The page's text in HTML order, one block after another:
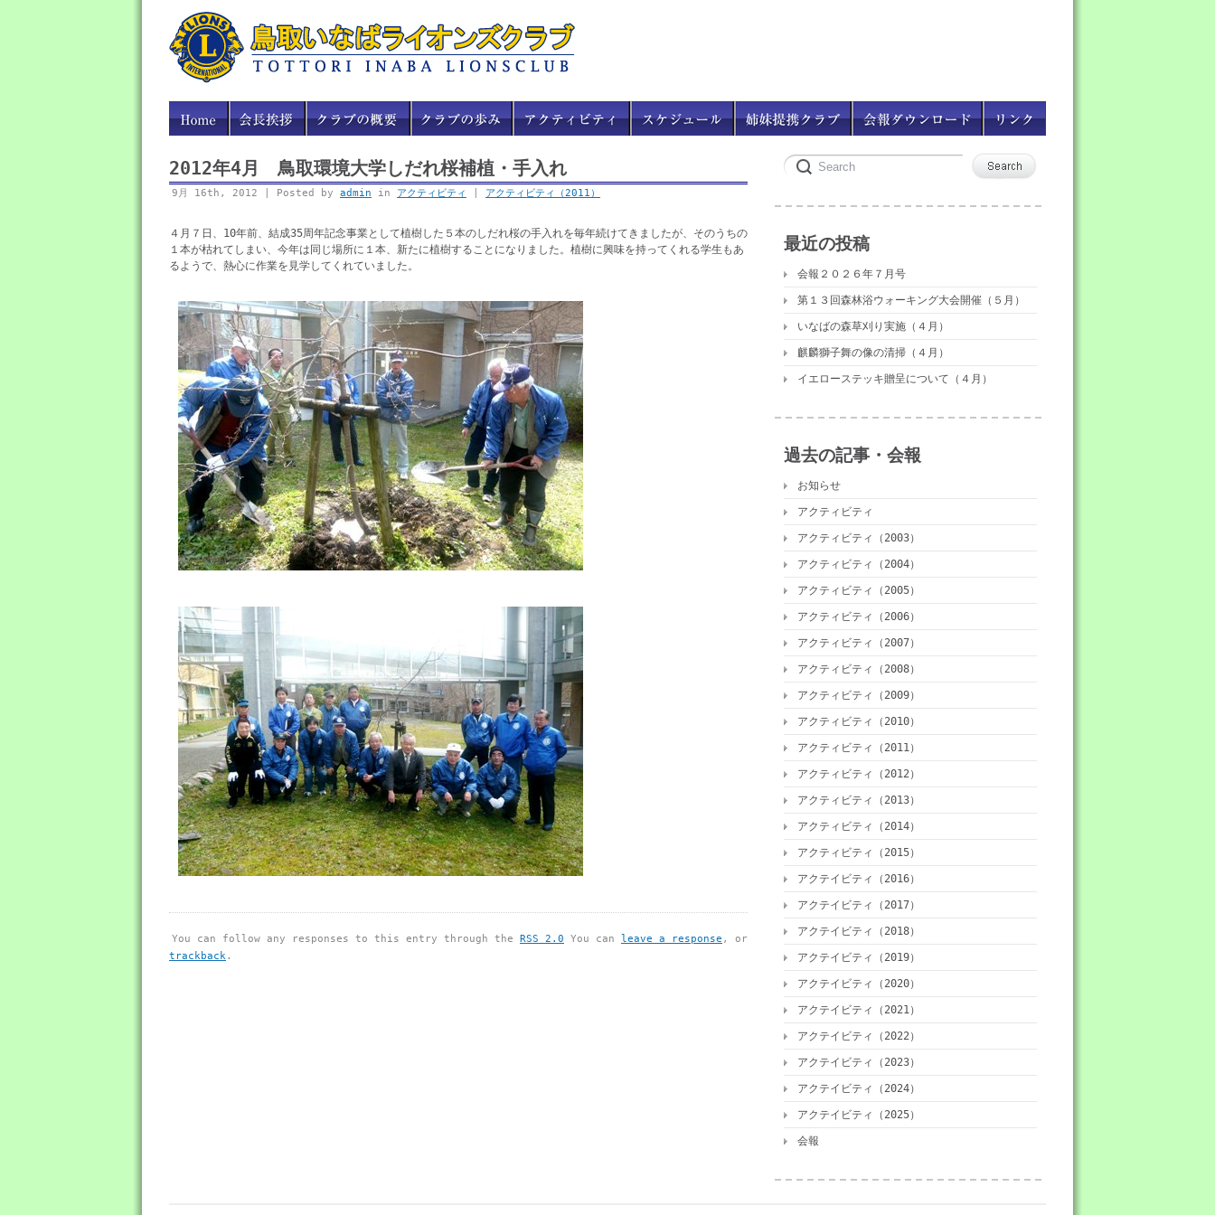
2012年4月 鳥取環境大学しだれ桜補植・手入れ
9月 16th, 2012 | Posted by admin in アクティビティ アクティビティ（2011）
４月７日、10年前、結成35周年記念事業として植樹した５本のしだれ桜の手入れを毎年続けてきましたが、そのうちの
１本が枯れてしまい、今年は同じ場所に１本、新たに植樹することになりました。植樹に興味を持ってくれる学生もあ
るようで、熱心に作業を見学してくれていました。
You can follow any responses to this entry through the RSS 2.0 You can leave a response , or
trackback.
最近の投稿
会報２０２６年７月号
第１３回森林浴ウォーキング大会開催（５月）
いなばの森草刈り実施（４月）
麒麟獅子舞の像の清掃（４月）
イエローステッキ贈呈について（４月）
過去の記事・会報
お知らせ
アクティビティ
アクティビティ（2003）
アクティビティ（2004）
アクティビティ（2005）
アクティビティ（2006）
アクティビティ（2007）
アクティビティ（2008）
アクティビティ（2009）
アクティビティ（2010）
アクティビティ（2011）
アクティビティ（2012）
アクティビティ（2013）
アクティビティ（2014）
アクティビティ（2015）
アクテイビティ（2016）
アクテイビティ（2017）
アクテイビティ（2018）
アクテイビティ（2019）
アクテイビティ（2020）
アクテイビティ（2021）
アクテイビティ（2022）
アクテイビティ（2023）
アクテイビティ（2024）
アクテイビティ（2025）
会報